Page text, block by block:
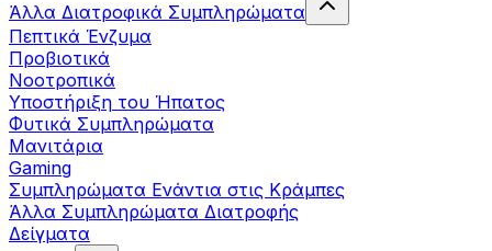
Άλλα Διατροφικά Συμπληρώματα
Πεπτικά Ένζυμα
Προβιοτικά
Νοοτροπικά
Υποστήριξη του Ήπατος
Φυτικά Συμπληρώματα
Μανιτάρια
Gaming
Συμπληρώματα Ενάντια στις Κράμπες
Άλλα Συμπληρώματα Διατροφής
Δείγματα